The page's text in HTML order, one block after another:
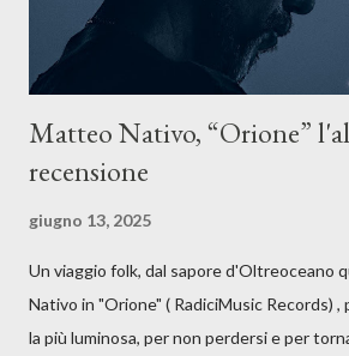
Matteo Nativo, “Orione”
recensione
giugno 13, 2025
Un viaggio folk, dal sapore d'Oltreoceano
Nativo in "Orione" ( RadiciMusic Records) ,
la più luminosa, per non perdersi e per